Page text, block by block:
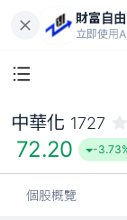
財富自由
立即使用
中華化 1727
72.20 -
個股概覽